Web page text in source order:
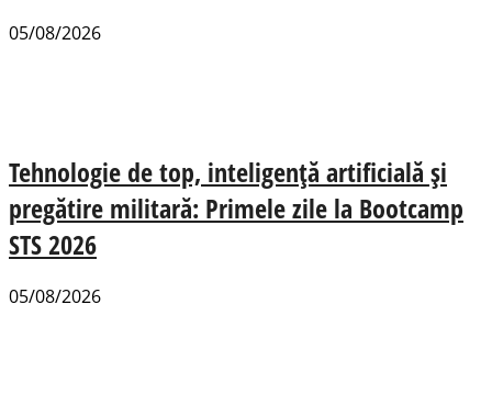
05/08/2026
Tehnologie de top, inteligență artificială și
pregătire militară: Primele zile la Bootcamp
STS 2026
05/08/2026